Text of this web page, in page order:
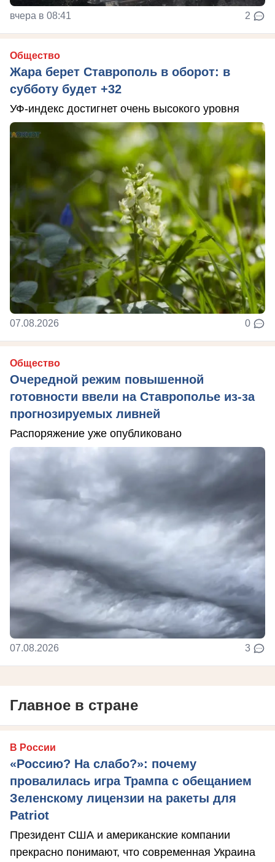
вчера в 08:41 2
Общество
Жара берет Ставрополь в оборот: в
субботу будет +32
УФ-индекс достигнет очень высокого уровня
07.08.2026 0
Общество
Очередной режим повышенной
готовности ввели на Ставрополье из-за
прогнозируемых ливней
Распоряжение уже опубликовано
07.08.2026 3
Главное в стране
В России
«Россию? На слабо?»: почему
провалилась игра Трампа с обещанием
Зеленскому лицензии на ракеты для
Patriot
Президент США и американские компании
прекрасно понимают, что современная Украина